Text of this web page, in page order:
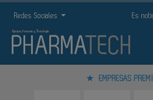
Redes Sociales Es
EMPRESAS